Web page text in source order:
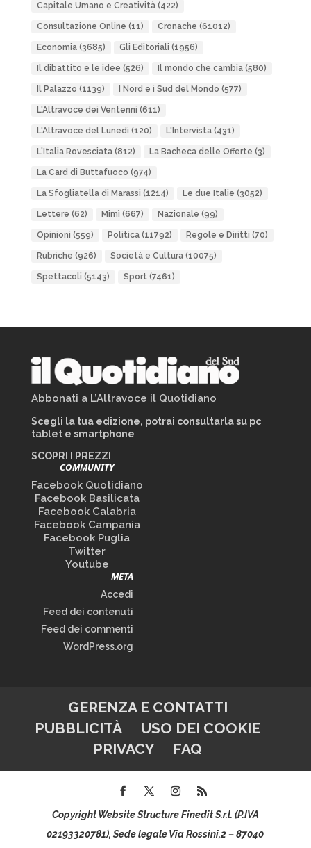
Capitale Umano e Creatività(422)
Consultazione Online (11) Cronache (61012)
Economia(3685) Gli Editoriali (1956)
Il dibattito e le idee (526) Il mondo che cambia(580)
Il Palazzo (1139) I Nord e i Sud del Mondo (577)
L'Altravoce dei Ventenni (611)
L'Altravoce del Lunedì (120) L'Intervista(431)
L'Italia Rovesciata(812) La Bacheca delle Offerte (3)
La Card di Buttafuoco (974)
La Sfogliatella di Marassi (1214) Le due Italie (3052)
Lettere (62) Mimì (667) Nazionale (99)
Opinioni (559) Politica(11792) Regole e Diritti (70)
Rubriche (926) Società e Cultura(10075)
Spettacoli (5143) Sport(7461)
Abbonati a L’Altravoce il Quotidiano
Scegli la tua edizione, potrai consultarla su pc
tablet e smartphone
SCOPRI I PREZZI
COMMUNITY
Facebook Quotidiano
Facebook Basilicata
Facebook Calabria
Facebook Campania
Facebook Puglia
Twitter
Youtube
META
Accedi
Feed dei contenuti
Feed dei commenti
WordPress.org
GERENZA E CONTATTI
PUBBLICITÀ
USO DEI COOKIE
PRIVACY
FAQ
Copyright Website Structure Finedit S.r.l. (P.IVA
02193320781), Sede legale Via Rossini,2 – 87040